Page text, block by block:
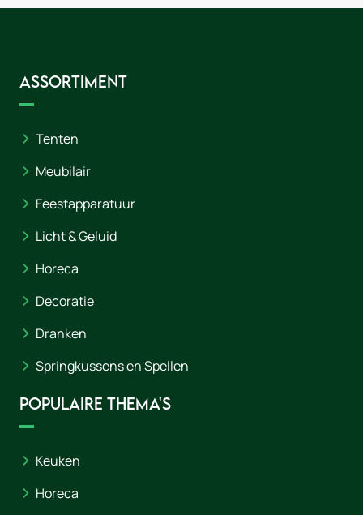
Assortiment
Tenten
Meubilair
Feestapparatuur
Licht & Geluid
Horeca
Decoratie
Dranken
Springkussens en Spellen
Populaire thema's
Keuken
Horeca